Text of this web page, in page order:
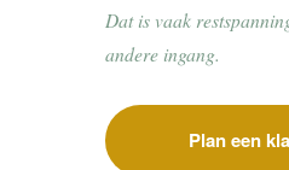
Dat is vaak
andere ingang.
Plan een